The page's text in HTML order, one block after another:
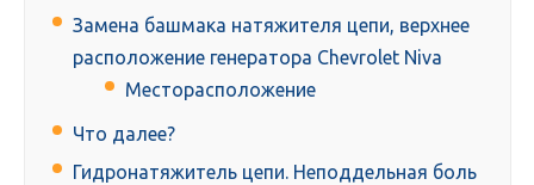
Замена башмака натяжителя цепи, верхнее
расположение генератора Chevrolet Niva
Месторасположение
Что далее?
Гидронатяжитель цепи. Неподдельная боль